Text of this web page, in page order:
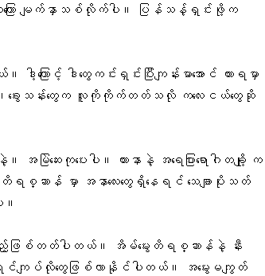
ေးကြော မျက်နှာသစ်လိုက်ပါ။ ပြန်သန့်ရှင်းဖို့က
ောင့် ဒါတွေကင်းရှင်းပြီးကျန်းမာအောင် ထားရမှာ
း၊ခွေးသန်းတွေက လူကိုကိုက်တတ်သလို ကလေးငယ်တွေဆို
အမြဲဆေးကုပေးပါ။ ယားနာနဲ့ အရေပြားရောဂါတချို့ က
ဆာန် မှာ အနာလေးတွေရှိနေရင် သေချာပိုးသတ်
။
ြစ်တတ်ပါတယ်။ အိမ်မွေးတိရစ္ဆာန်နဲ့ နီး
င်ကျပ်လိုတွေဖြစ်လာနိုင်ပါတယ်။ အမွေးမကျွတ်